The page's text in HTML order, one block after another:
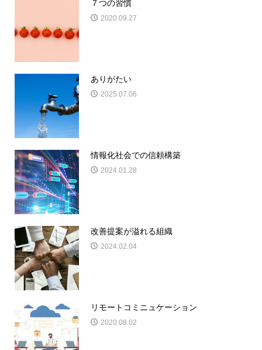
７つの習慣
2020.09.27
ありがたい
2025.07.06
情報化社会での信頼構築
2024.01.28
改善提案が溢れる組織
2024.02.04
リモートコミニュケーション
2020.08.02